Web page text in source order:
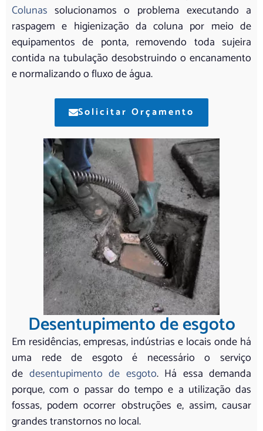
Colunas solucionamos o problema executando a
raspagem e higienização da coluna por meio de
equipamentos de ponta, removendo toda sujeira
contida na tubulação desobstruindo o encanamento
e normalizando o fluxo de água.
Solicitar Orçamento
Desentupimento de esgoto
Em residências, empresas, indústrias e locais onde há
uma rede de esgoto é necessário o serviço
de desentupimento de esgoto. Há essa demanda
porque, com o passar do tempo e a utilização das
fossas, podem ocorrer obstruções e, assim, causar
grandes transtornos no local.